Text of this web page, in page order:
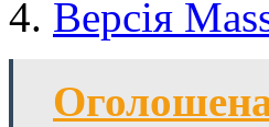
Версія